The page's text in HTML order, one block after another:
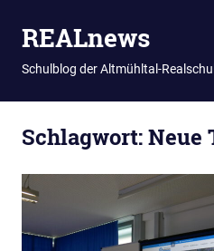
Inhalt
REALnews
Schulblog der Altmühltal-
Schlagwort:Neue